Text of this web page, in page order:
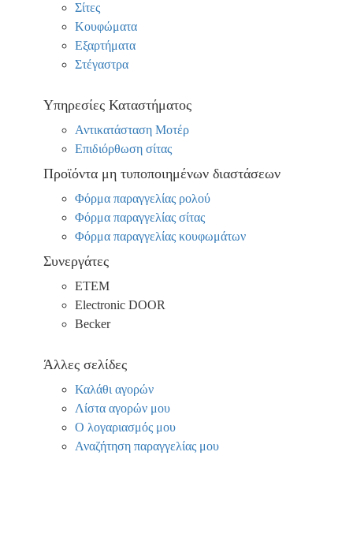
Σίτες
Κουφώματα
Εξαρτήματα
Στέγαστρα
Υπηρεσίες Καταστήματος
Αντικατάσταση Μοτέρ
Επιδιόρθωση σίτας
Προϊόντα μη τυποποιημένων διαστάσεων
Φόρμα παραγγελίας ρολού
Φόρμα παραγγελίας σίτας
Φόρμα παραγγελίας κουφωμάτων
Συνεργάτες
ΕΤΕΜ
Electronic DOOR
Becker
Άλλες σελίδες
Καλάθι αγορών
Λίστα αγορών μου
Ο λογαριασμός μου
Αναζήτηση παραγγελίας μου